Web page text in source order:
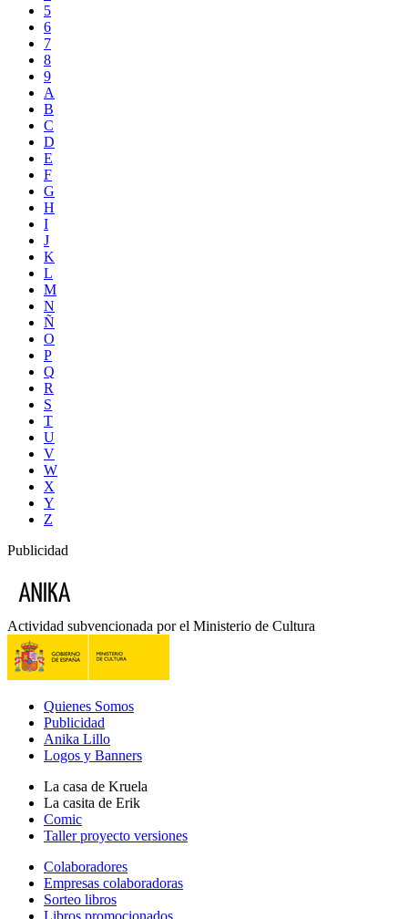
5
6
7
8
9
A
B
C
D
E
F
G
H
I
J
K
L
M
N
Ñ
O
P
Q
R
S
T
U
V
W
X
Y
Z
Publicidad
Actividad subvencionada por el Ministerio de Cultura
Quienes Somos
Publicidad
Anika Lillo
Logos y Banners
La casa de Kruela
La casita de Erik
Comic
Taller proyecto versiones
Colaboradores
Empresas colaboradoras
Sorteo libros